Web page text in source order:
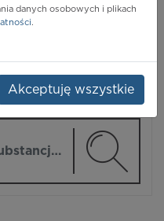
danych osobowych i plikach
.
Akceptuję wszystkie